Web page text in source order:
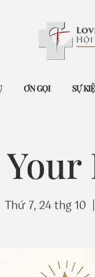
ƠN GỌI SỰ
Thứ 7, 24 thg 10